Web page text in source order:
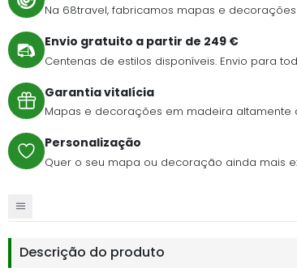
Na 68travel, fabricamos mapas e
Envio gratuito a partir de 249 €
Centenas de estilos disponíveis. Envio para
Garantia vitalícia
Mapas e decorações em madeira altamente
Personalização
Quer o seu mapa ou decoração ainda mais
Descrição do produto